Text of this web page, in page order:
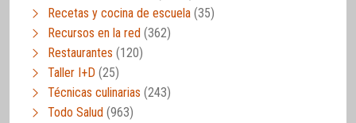
Recetas y cocina de escuela (35)
Recursos en la red (362)
Restaurantes (120)
Taller I+D (25)
Técnicas culinarias (243)
Todo Salud (963)